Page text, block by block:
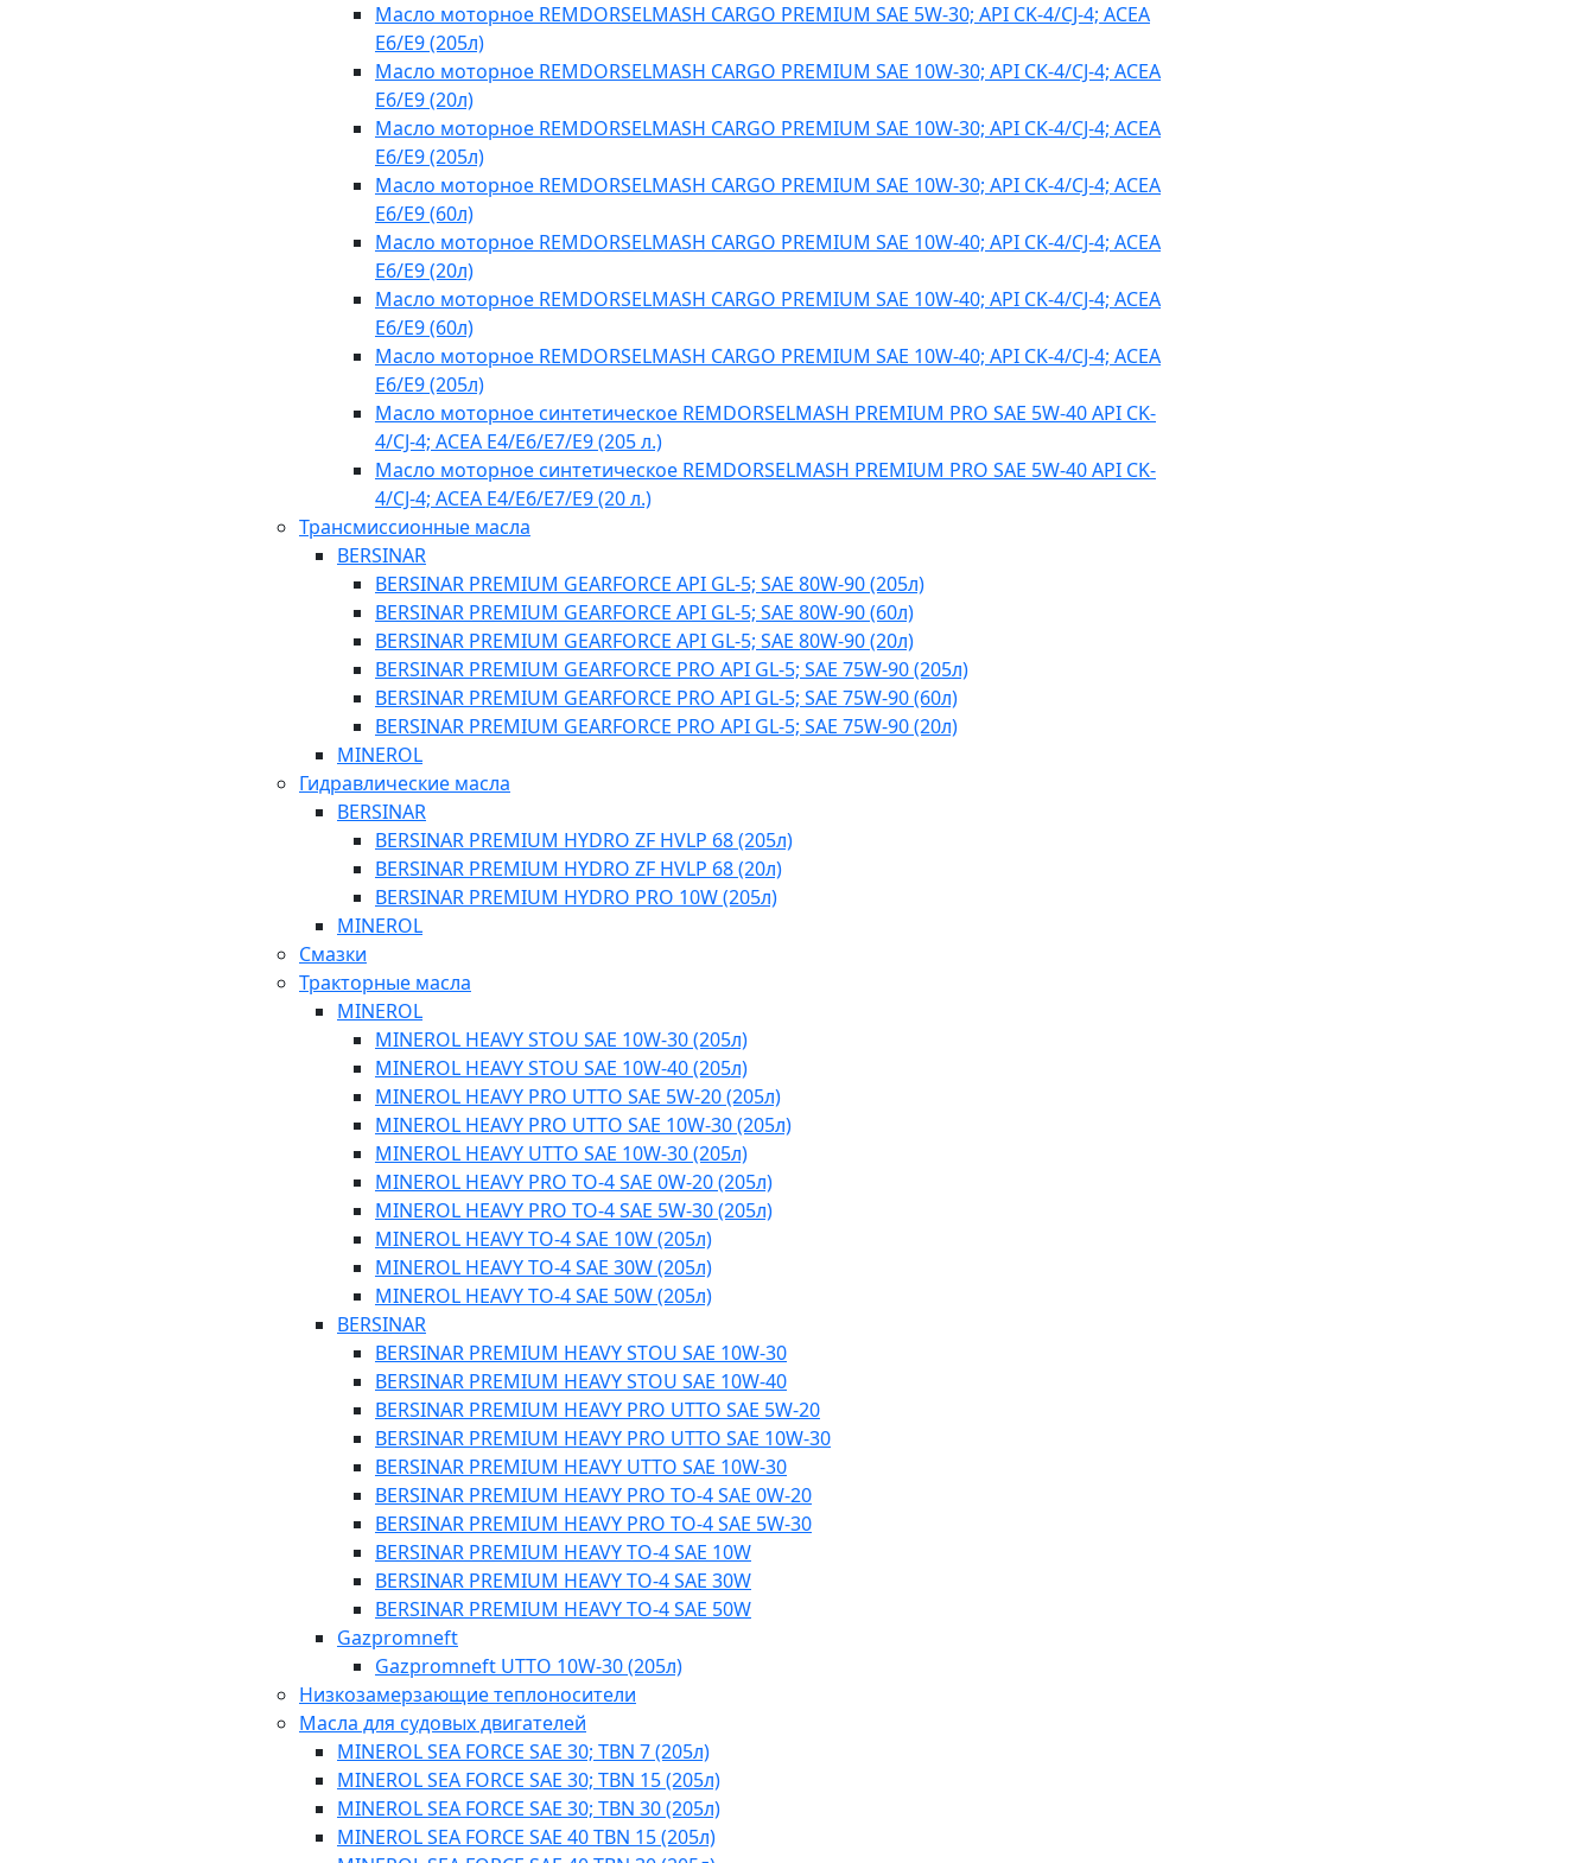
Масло моторное REMDORSELMASH CARGO PREMIUM SAE 5W-30; API CK-4/CJ-4; ACEA
E6/E9 (205л)
Масло моторное REMDORSELMASH CARGO PREMIUM SAE 10W-30; API CK-4/CJ-4; ACEA
E6/E9 (20л)
Масло моторное REMDORSELMASH CARGO PREMIUM SAE 10W-30; API CK-4/CJ-4; ACEA
E6/E9 (205л)
Масло моторное REMDORSELMASH CARGO PREMIUM SAE 10W-30; API CK-4/CJ-4; ACEA
E6/E9 (60л)
Масло моторное REMDORSELMASH CARGO PREMIUM SAE 10W-40; API CK-4/CJ-4; ACEA
E6/E9 (20л)
Масло моторное REMDORSELMASH CARGO PREMIUM SAE 10W-40; API CK-4/CJ-4; ACEA
E6/E9 (60л)
Масло моторное REMDORSELMASH CARGO PREMIUM SAE 10W-40; API CK-4/CJ-4; ACEA
E6/E9 (205л)
Масло моторное синтетическое REMDORSELMASH PREMIUM PRO SAE 5W-40 API CK-
4/CJ-4; ACEA E4/Е6/E7/E9 (205 л.)
Масло моторное синтетическое REMDORSELMASH PREMIUM PRO SAE 5W-40 API CK-
4/CJ-4; ACEA E4/Е6/E7/E9 (20 л.)
Трансмиссионные масла
BERSINAR
BERSINAR PREMIUM GEARFORCE API GL-5; SAE 80W-90 (205л)
BERSINAR PREMIUM GEARFORCE API GL-5; SAE 80W-90 (60л)
BERSINAR PREMIUM GEARFORCE API GL-5; SAE 80W-90 (20л)
BERSINAR PREMIUM GEARFORCE PRO API GL-5; SAE 75W-90 (205л)
BERSINAR PREMIUM GEARFORCE PRO API GL-5; SAE 75W-90 (60л)
BERSINAR PREMIUM GEARFORCE PRO API GL-5; SAE 75W-90 (20л)
MINEROL
Гидравлические масла
BERSINAR
BERSINAR PREMIUM HYDRO ZF HVLP 68 (205л)
BERSINAR PREMIUM HYDRO ZF HVLP 68 (20л)
BERSINAR PREMIUM HYDRO PRO 10W (205л)
MINEROL
Смазки
Тракторные масла
MINEROL
MINEROL HEAVY STOU SAE 10W-30 (205л)
MINEROL HEAVY STOU SAE 10W-40 (205л)
MINEROL HEAVY PRO UTTO SAE 5W-20 (205л)
MINEROL HEAVY PRO UTTO SAE 10W-30 (205л)
MINEROL HEAVY UTTO SAE 10W-30 (205л)
MINEROL HEAVY PRO TO-4 SAE 0W-20 (205л)
MINEROL HEAVY PRO TO-4 SAE 5W-30 (205л)
MINEROL HEAVY TO-4 SAE 10W (205л)
MINEROL HEAVY TO-4 SAE 30W (205л)
MINEROL HEAVY TO-4 SAE 50W (205л)
BERSINAR
BERSINAR PREMIUM HEAVY STOU SAE 10W-30
BERSINAR PREMIUM HEAVY STOU SAE 10W-40
BERSINAR PREMIUM HEAVY PRO UTTO SAE 5W-20
BERSINAR PREMIUM HEAVY PRO UTTO SAE 10W-30
BERSINAR PREMIUM HEAVY UTTO SAE 10W-30
BERSINAR PREMIUM HEAVY PRO TO-4 SAE 0W-20
BERSINAR PREMIUM HEAVY PRO TO-4 SAE 5W-30
BERSINAR PREMIUM HEAVY TO-4 SAE 10W
BERSINAR PREMIUM HEAVY TO-4 SAE 30W
BERSINAR PREMIUM HEAVY TO-4 SAE 50W
Gazpromneft
Gazpromneft UTTO 10W-30 (205л)
Низкозамерзающие теплоносители
Масла для судовых двигателей
MINEROL SEA FORCE SAE 30; TBN 7 (205л)
MINEROL SEA FORCE SAE 30; TBN 15 (205л)
MINEROL SEA FORCE SAE 30; TBN 30 (205л)
MINEROL SEA FORCE SAE 40 TBN 15 (205л)